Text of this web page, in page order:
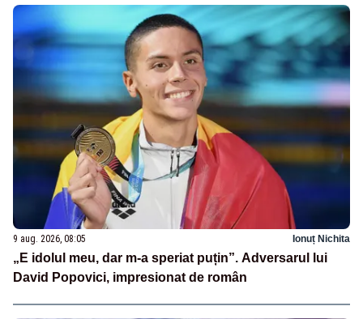
9 aug. 2026, 08:05 Ionuț Nichita
„E idolul meu, dar m-a speriat puțin”. Adversarul lui
David Popovici, impresionat de român